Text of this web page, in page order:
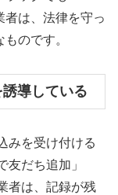
者は、法律を守っ
のです。
導している
みを受け付ける
友だち追加」
者は、記録が残